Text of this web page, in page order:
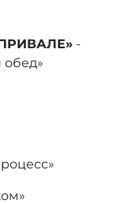
-
обед»